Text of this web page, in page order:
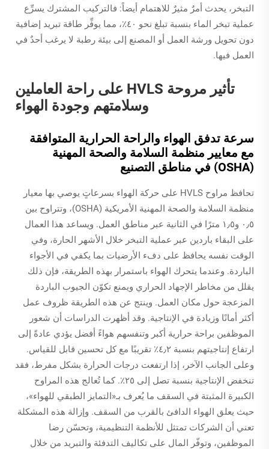
التبخر، يحدث أمرٌ مثيرٌ للاهتمام أيضاً: فالتركيب المشترك يسرِّع
عملية تبخر الماء بنسبة تبلغ نحو ٤٠٪، مما يوفِّر طاقة تبريد إضافية
دون تحويل ورشة العمل أو المصنع إلى بيئة رطبة لا يرغب أحدٌ في
العمل فيها.
تأثير مروحة HVLS على راحة العاملين
وسلامتهم وجودة الهواء
سرعة تدفق الهواء والراحة الحرارية المتوافقة
مع معايير منظمة السلامة والصحة المهنية
(OSHA) في مناطق التصنيع
تحافظ مراوح HVLS على حركة الهواء بسرعاتٍ يوصي بها معيار
منظمة السلامة والصحة المهنية الأمريكية (OSHA)، وتتراوح بين
٠٫٥ و١٫٥ مترًا في الثانية عبر مناطق العمل. ويساعد هذا العمال
على البقاء باردين عبر عملية التبخر خلال الأشهر الحارة، وفي
الوقت نفسه يحافظ على دفء الأرضيات بما يكفي في الأجواء
الباردة. وعندما يتحرك الهواء باستمرار بهذه الطريقة، فإن ذلك
يقلل من مخاطر الإجهاد الحراري ويمنع تكوّن الجيوب الباردة
المزعجة حول مكان العمل. وينتج عن هذه الطريقة ظروف عمل
أكثر أمانًا وزيادة في الإنتاجية. وقد أظهرت الدراسات أن شعور
الموظفين براحة حرارية أكبر وتنفسهم هواءً أفضل يؤدي عادةً إلى
ارتفاع إنتاجيتهم بنسبة ٤٫٢٪ تقريبًا مع كل تحسين قابل للقياس.
وعلى الجانب الآخر، إذا ارتفعت درجات الحرارة بشكل مفرط، فقد
تنخفض الإنتاجية بنسبة تصل إلى ٢٥٪. كما تُعالج هذه المراوح
الكبيرة المثبتة في السقف ما يُعرف بـ«التمايز الطبقي للهواء»،
حيث يعلق الهواء الدافئ بالقرب من السقف. وإزالة هذه المشكلة
تعني أن الشركات تمتثل للأنظمة التنظيمية، وتحسّن رضا
الموظفين، وتوفّر المال على تكاليف التدفئة والتبريد من خلال